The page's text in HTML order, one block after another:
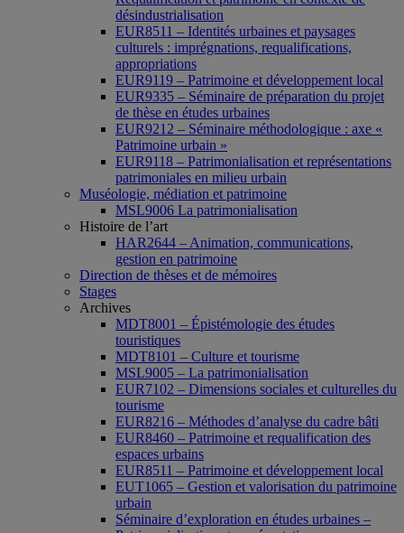
désindustrialisation
EUR8511 – Identités urbaines et paysages
culturels : imprégnations, requalifications,
appropriations
EUR9119 – Patrimoine et développement local
EUR9335 – Séminaire de préparation du projet
de thèse en études urbaines
EUR9212 – Séminaire méthodologique : axe «
Patrimoine urbain »
EUR9118 – Patrimonialisation et représentations
patrimoniales en milieu urbain
Muséologie, médiation et patrimoine
MSL9006 La patrimonialisation
Histoire de l’art
HAR2644 – Animation, communications,
gestion en patrimoine
Direction de thèses et de mémoires
Stages
Archives
MDT8001 – Épistémologie des études
touristiques
MDT8101 – Culture et tourisme
MSL9005 – La patrimonialisation
EUR7102 – Dimensions sociales et culturelles du
tourisme
EUR8216 – Méthodes d’analyse du cadre bâti
EUR8460 – Patrimoine et requalification des
espaces urbains
EUR8511 – Patrimoine et développement local
EUT1065 – Gestion et valorisation du patrimoine
urbain
Séminaire d’exploration en études urbaines –